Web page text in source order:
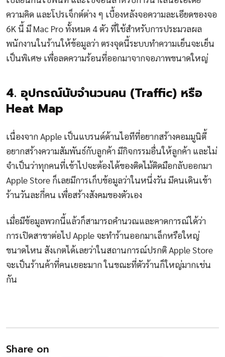
ความคิด และโปรเจ็กต์ต่าง ๆ เบื้องหลังจอความละเอียดของจอ
6K นี้ มี Mac Pro ทั้งหมด 4 ตัว ที่ใช้สำหรับการประมวลผล
พนักงานในร้านให้ข้อมูลว่า ตรงจุดนี้ระบบทำความเย็นจะเย็น
เป็นพิเศษ เพื่อลดความร้อนที่ออกมาจากจอภาพขนาดใหญ่
4. อุปกรณ์นับจำนวนคน (Traffic) หรือ
Heat Map
เนื่องจาก Apple เป็นแบรนด์ด้านไอทีที่อยากสร้างคอมมูนิตี้
อยากสร้างความสัมพันธ์กับลูกค้า มีกิจกรรมอื่นให้ลูกค้า และไม่
จำเป็นว่าทุกคนที่เข้าไปจะต้องได้ของติดไม้ติดมือกลับออกมา
Apple Store ก็เลยมีการเก็บข้อมูลว่าในหนึ่งวัน มีคนเดินเข้า
ร้านวันละกี่คน เพื่อสร้างสังคมของตัวเอง
เมื่อมีข้อมูลพวกนี้แล้วก็สามารถคำนวณและคาดการณ์ได้ว่า
การเปิดสาขาต่อไป Apple จะทำร้านออกมาเล็กหรือใหญ่
ขนาดไหน สังเกตได้เลยว่าในสถานการณ์ปรกติ Apple Store
จะเป็นร้านค้าที่คนเยอะมาก ในขณะที่ตัวร้านก็ใหญ่มากเช่น
กัน
Share on